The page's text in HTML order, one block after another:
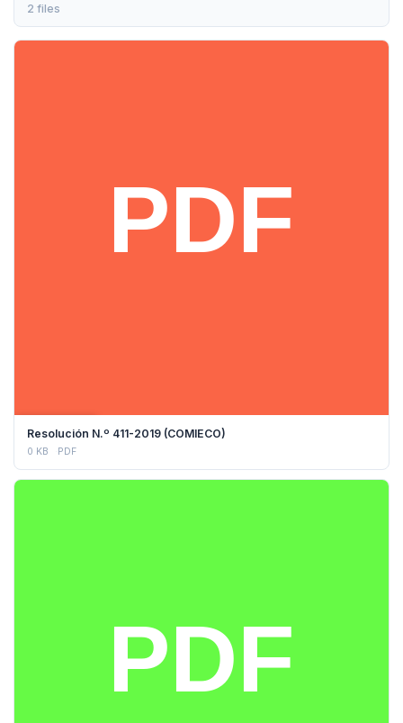
2 files
Resolución N.º 411-2019 (COMIECO)
0 KB PDF